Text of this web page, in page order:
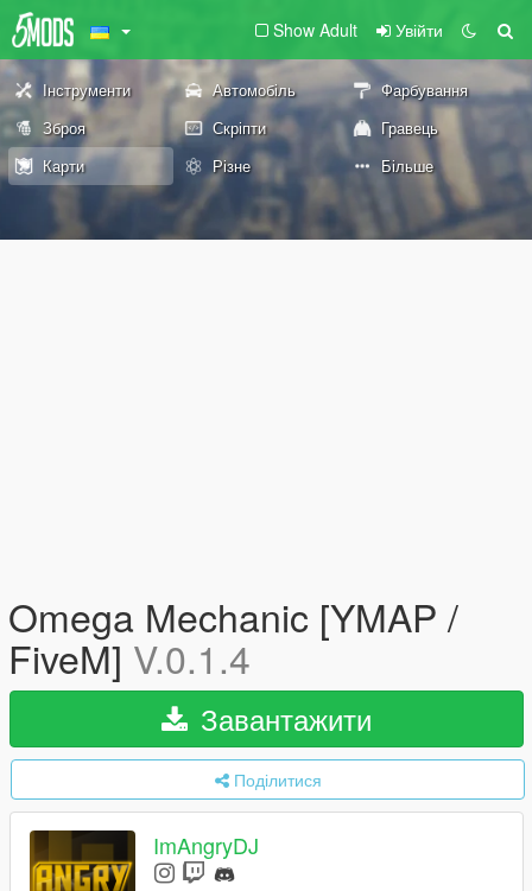
Show Adult Увійти
Інструменти Автомобіль
Фарбування
Зброя
Скріпти
Гравець
Карти
Різне Більше
Omega Mechanic [YMAP /
FiveM] V.0.1.4
Завантажити
Поділитися
ImAngryDJ